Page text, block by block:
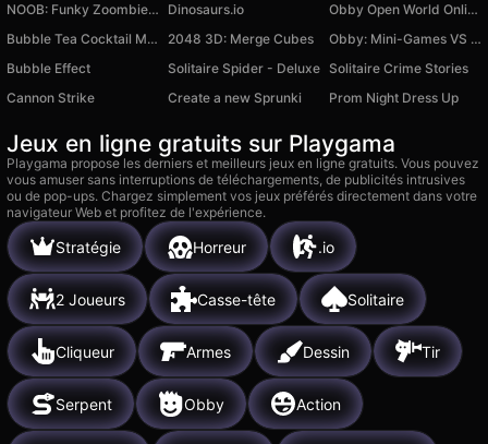
NOOB: Funky Zoombie Survival
Dinosaurs.io
Obby Open World Online
Bubble Tea Cocktail Maker Mix Drinks
2048 3D: Merge Cubes
Obby: Mini-Games VS 1000
Bubble Effect
Solitaire Spider - Deluxe Solitaire Crime Stories
Cannon Strike
Create a new Sprunki Prom Night Dress Up
Jeux en ligne gratuits sur Playgama
Playgama propose les derniers et meilleurs jeux en ligne gratuits. Vous pouvez
vous amuser sans interruptions de téléchargements, de publicités intrusives
ou de pop-ups. Chargez simplement vos jeux préférés directement dans votre
navigateur Web et profitez de l'expérience.
Stratégie Horreur .io
2 Joueurs Casse-tête Solitaire
Cliqueur Armes Dessin Tir
Serpent Obby Action